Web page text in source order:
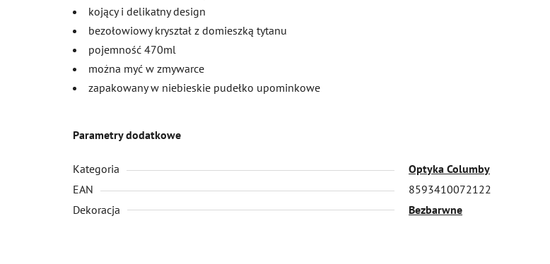
kojący i delikatny design
bezołowiowy kryształ z domieszką tytanu
pojemność 470ml
można myć w zmywarce
zapakowany w niebieskie pudełko upominkowe
Parametry dodatkowe
Kategoria
Optyka Columby
EAN
8593410072122
Dekoracja
Bezbarwne